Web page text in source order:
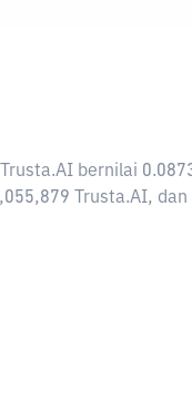
bernilai
Trusta.AI,